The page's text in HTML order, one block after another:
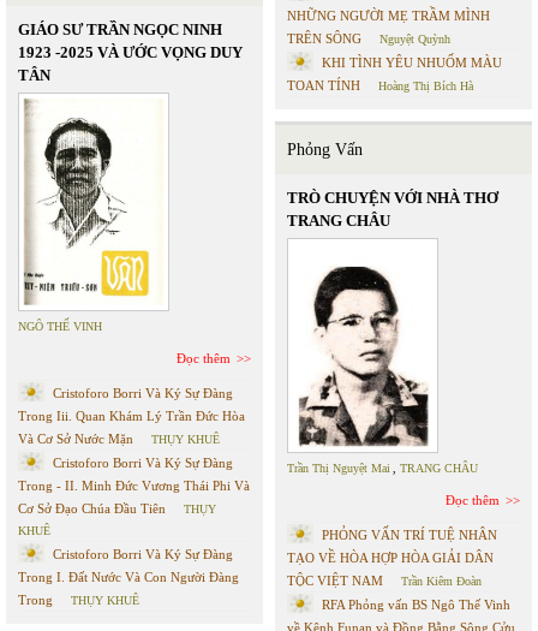
GIÁO SƯ TRẦN NGỌC NINH
1923 -2025 VÀ ƯỚC VỌNG DUY
TÂN
NGÔ THẾ VINH
Đọc thêm
Cristoforo Borri Và Ký Sự Đàng
Trong Iii. Quan Khám Lý Trần Đức Hòa
Và Cơ Sở Nước Mặn
THỤY KHUÊ
Cristoforo Borri Và Ký Sự Đàng
Trong - II. Minh Đức Vương Thái Phi Và
Cơ Sở Đạo Chúa Đầu Tiên
THỤY
KHUÊ
Cristoforo Borri Và Ký Sự Đàng
Trong I. Đất Nước Và Con Người Đàng
Trong
THỤY KHUÊ
NHỮNG NGƯỜI MẸ TRẦM MÌNH
TRÊN SÔNG
Nguyệt Quỳnh
KHI TÌNH YÊU NHUỐM MÀU
TOAN TÍNH
Hoàng Thị Bích Hà
Phỏng Vấn
TRÒ CHUYỆN VỚI NHÀ THƠ
TRANG CHÂU
Trần Thị Nguyệt Mai, TRANG CHÂU
Đọc thêm
PHỎNG VẤN TRÍ TUỆ NHÂN
TẠO VỀ HÒA HỢP HÒA GIẢI DÂN
TỘC VIỆT NAM
Trần Kiêm Đoàn
RFA Phỏng vấn BS Ngô Thế Vinh
về Kênh Funan và Đồng Bằng Sông Cửu